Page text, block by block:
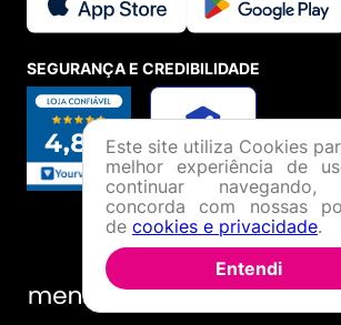
SEGURANÇA E CREDIBILIDADE
Este site utiliza Cookies
melhor experiência de
continuar navegando,
concorda com nossas
de cookies e privacidade.
Entendi